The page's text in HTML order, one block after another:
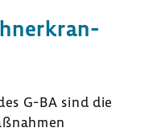
G-BA sind die